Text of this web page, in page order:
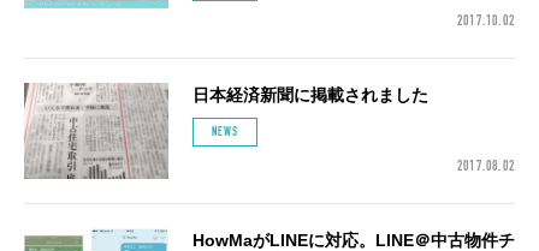
2017.10.02
日本経済新聞に掲載されました
NEWS
2017.08.02
HowMaがLINEに対応。LINE＠中古物件チ